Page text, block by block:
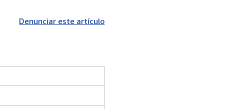
Denunciar este artículo